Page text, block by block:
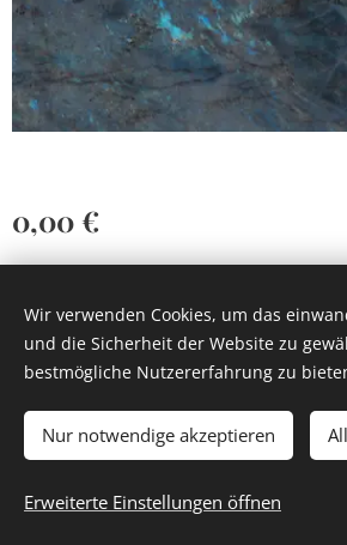
0,00€
Zum Warenkorb
Cookies
Wir verwenden Cookies, um das
und die Sicherheit der Website zu
bestmögliche Nutzererfahrung zu
Nur notwendige akzeptieren
Erweiterte Einstellungen öffnen